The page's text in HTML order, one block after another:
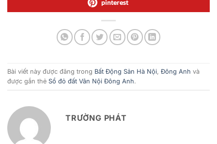
pinterest
Bài viết này được đăng trong Bất Động Sản Hà Nội, Đông Anh và
được gắn thẻ Sổ đỏ đất Vân Nội Đông Anh.
TRƯỜNG PHÁT